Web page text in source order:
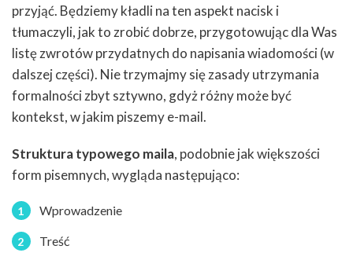
przyjąć. Będziemy kładli na ten aspekt nacisk i
tłumaczyli, jak to zrobić dobrze, przygotowując dla Was
listę zwrotów przydatnych do napisania wiadomości (w
dalszej części). Nie trzymajmy się zasady utrzymania
formalności zbyt sztywno, gdyż różny może być
kontekst, w jakim piszemy e-mail.
Struktura typowego maila, podobnie jak większości
form pisemnych, wygląda następująco:
Wprowadzenie
Treść